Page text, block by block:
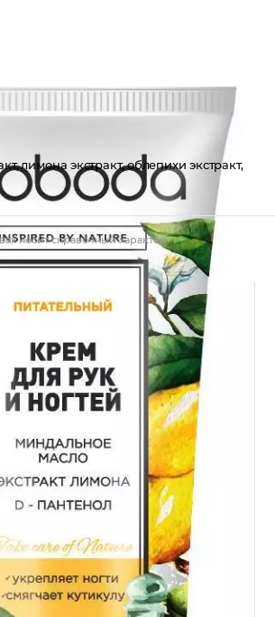
лимона экстракт, облепихи экстракт,
носит справочный характер.